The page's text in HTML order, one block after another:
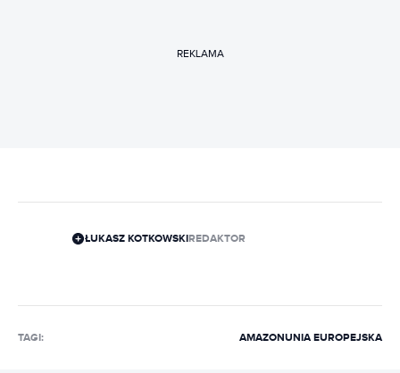
REKLAMA
ŁUKASZ KOTKOWSKIREDAKTOR
TAGI: AMAZONUNIA EUROPEJSKA